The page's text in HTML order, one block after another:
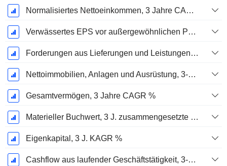
Normalisiertes Nettoeinkommen, 3 Jahre CAGR %
Verwässertes EPS vor außergewöhnlichen Posten, 3-Jahres-CAGR %
Forderungen aus Lieferungen und Leistungen, 3-Jahres-CAGR %
Nettoimmobilien, Anlagen und Ausrüstung, 3-Jahres-CAGR %
Gesamtvermögen, 3 Jahre CAGR %
Materieller Buchwert, 3 J. zusammengesetzte jährliche Wachstumsrate %
Eigenkapital, 3 J. KAGR %
Cashflow aus laufender Geschäftstätigkeit, 3-Jahres-CAGR %